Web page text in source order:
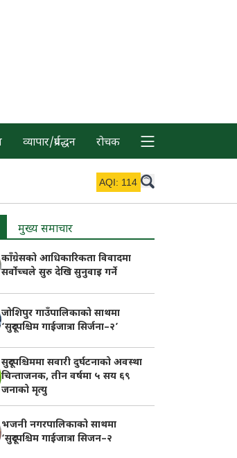
व्यापार/प्रर्वद्धन रोचक
AQI: 114
मुख्य समाचार
काँग्रेसको आधिकारिकता विवादमा
सर्वोच्चले सुरु देखि सुनुवाइ गर्ने
जोशिपुर गाउँपालिकाको साथमा
‘सुदूरपश्चिम गाईजात्रा सिर्जना–२’
सुदूरपश्चिममा सवारी दुर्घटनाको अवस्था
चिन्ताजनक, तीन वर्षमा ५ सय ६९
जनाको मृत्यु
भजनी नगरपालिकाको साथमा
‘सुदूरपश्चिम गाईजात्रा सिजन–२